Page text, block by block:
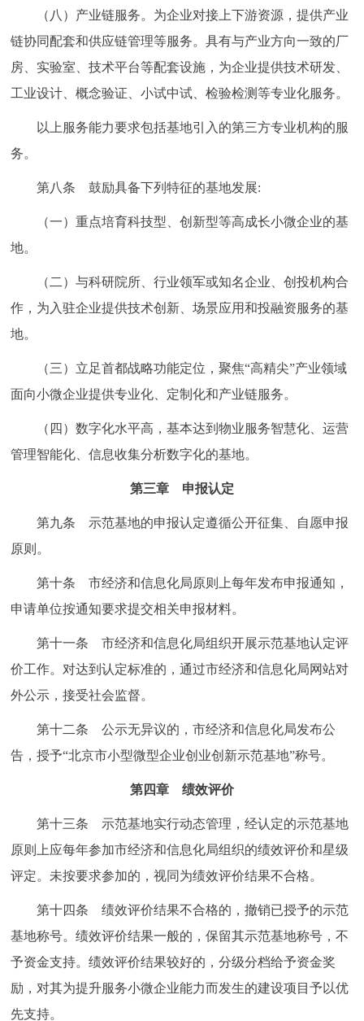
（八）产业链服务。为企业对接上下游资源，提供产业
链协同配套和供应链管理等服务。具有与产业方向一致的厂
房、实验室、技术平台等配套设施，为企业提供技术研发、
工业设计、概念验证、小试中试、检验检测等专业化服务。
以上服务能力要求包括基地引入的第三方专业机构的服
务。
第八条 鼓励具备下列特征的基地发展:
（一）重点培育科技型、创新型等高成长小微企业的基
地。
（二）与科研院所、行业领军或知名企业、创投机构合
作，为入驻企业提供技术创新、场景应用和投融资服务的基
地。
（三）立足首都战略功能定位，聚焦“高精尖”产业领域
面向小微企业提供专业化、定制化和产业链服务。
（四）数字化水平高，基本达到物业服务智慧化、运营
管理智能化、信息收集分析数字化的基地。
第三章 申报认定
第九条 示范基地的申报认定遵循公开征集、自愿申报
原则。
第十条 市经济和信息化局原则上每年发布申报通知，
申请单位按通知要求提交相关申报材料。
第十一条 市经济和信息化局组织开展示范基地认定评
价工作。对达到认定标准的，通过市经济和信息化局网站对
外公示，接受社会监督。
第十二条 公示无异议的，市经济和信息化局发布公
告，授予“北京市小型微型企业创业创新示范基地”称号。
第四章 绩效评价
第十三条 示范基地实行动态管理，经认定的示范基地
原则上应每年参加市经济和信息化局组织的绩效评价和星级
评定。未按要求参加的，视同为绩效评价结果不合格。
第十四条 绩效评价结果不合格的，撤销已授予的示范
基地称号。绩效评价结果一般的，保留其示范基地称号，不
予资金支持。绩效评价结果较好的，分级分档给予资金奖
励，对其为提升服务小微企业能力而发生的建设项目予以优
先支持。